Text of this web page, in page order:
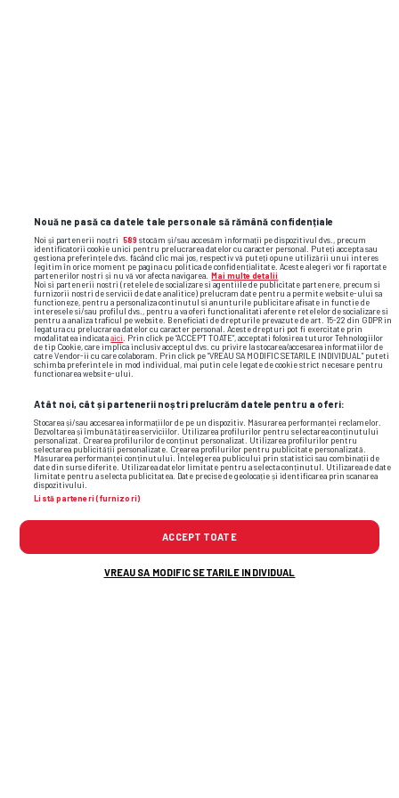
Foto : FOTO: Raed Krishan
Nouă ne pasă ca datele tale personale să rămână confidențiale
Noi și partenerii noștri 589 stocăm și/sau accesăm informații pe dispozitivul dvs., precum
identificatorii cookie unici pentru prelucrarea datelor cu caracter personal. Puteți accepta sau
gestiona preferințele dvs. făcând clic mai jos, respectiv vă puteți opune utilizării unui interes
legitim în orice moment pe pagina cu politica de confidențialitate. Aceste alegeri vor fi raportate
partenerilor noștri și nu vă vor afecta navigarea. Mai multe detalii
Noi si partenerii nostri (retelele de socializare si agentiile de publicitate partenere, precum si
furnizorii nostri de servicii de date analitice) prelucram date pentru a permite website-ului sa
functioneze, pentru a personaliza continutul si anunturile publicitare afisate in functie de
interesele si/sau profilul dvs., pentru a va oferi functionalitati aferente retelelor de socializare si
pentru a analiza traficul pe website. Beneficiati de drepturile prevazute de art. 15-22 din GDPR in
legatura cu prelucrarea datelor cu caracter personal. Aceste drepturi pot fi exercitate prin
modalitatea indicataaici
. Prin click pe “ACCEPT TOATE”, acceptati folosirea tuturor Tehnologiilor
de tip Cookie, care implica inclusiv acceptul dvs. cu privire la stocarea/accesarea informatiilor de
catre Vendor-ii cu care colaboram. Prin click pe “VREAU SA MODIFIC SETARILE INDIVIDUAL” puteti
schimba preferintele in mod individual, mai putin cele legate de cookie strict necesare pentru
functionarea website-ului.
Atât noi, cât și partenerii noștri prelucrăm datele pentru a oferi:
Stocarea și/sau accesarea informațiilor de pe un dispozitiv. Măsurarea performanței reclamelor.
Dezvoltarea și îmbunătățirea serviciilor. Utilizarea profilurilor pentru selectarea conținutului
personalizat. Crearea profilurilor de conținut personalizat. Utilizarea profilurilor pentru
selectarea publicității personalizate. Crearea profilurilor pentru publicitate personalizată.
Măsurarea performanței conținutului. Înțelegerea publicului prin statistici sau combinații de
date din surse diferite. Utilizarea datelor limitate pentru a selecta conținutul. Utilizarea de date
limitate pentru a selecta publicitatea. Date precise de geolocație și identificarea prin scanarea
dispozitivului.
Listă parteneri (furnizori)
ACCEPT TOATE
VREAU SA MODIFIC SETARILE INDIVIDUAL